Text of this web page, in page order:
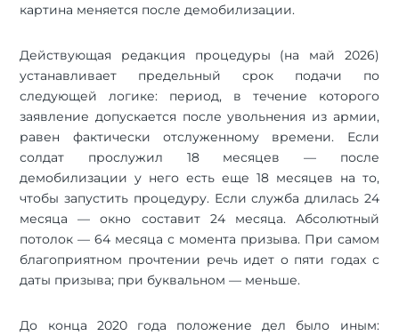
картина меняется после демобилизации.
Действующая редакция процедуры (на май 2026)
устанавливает предельный срок подачи по
следующей логике: период, в течение которого
заявление допускается после увольнения из армии,
равен фактически отслуженному времени. Если
солдат прослужил 18 месяцев — после
демобилизации у него есть еще 18 месяцев на то,
чтобы запустить процедуру. Если служба длилась 24
месяца — окно составит 24 месяца. Абсолютный
потолок — 64 месяца с момента призыва. При самом
благоприятном прочтении речь идет о пяти годах с
даты призыва; при буквальном — меньше.
До конца 2020 года положение дел было иным: